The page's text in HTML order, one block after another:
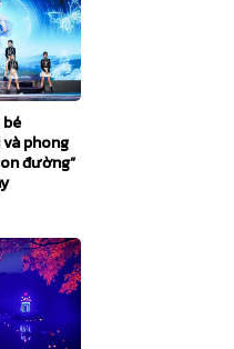
phong
đường”